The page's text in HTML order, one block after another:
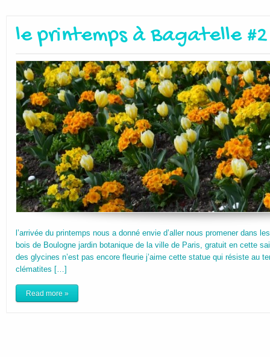
le printemps à Bagatelle #2
l’arrivée du printemps nous a donné envie d’aller nous promener dans
bois de Boulogne jardin botanique de la ville de Paris, gratuit en cette
des glycines n’est pas encore fleurie j’aime cette statue qui résiste au
clématites […]
Read more »